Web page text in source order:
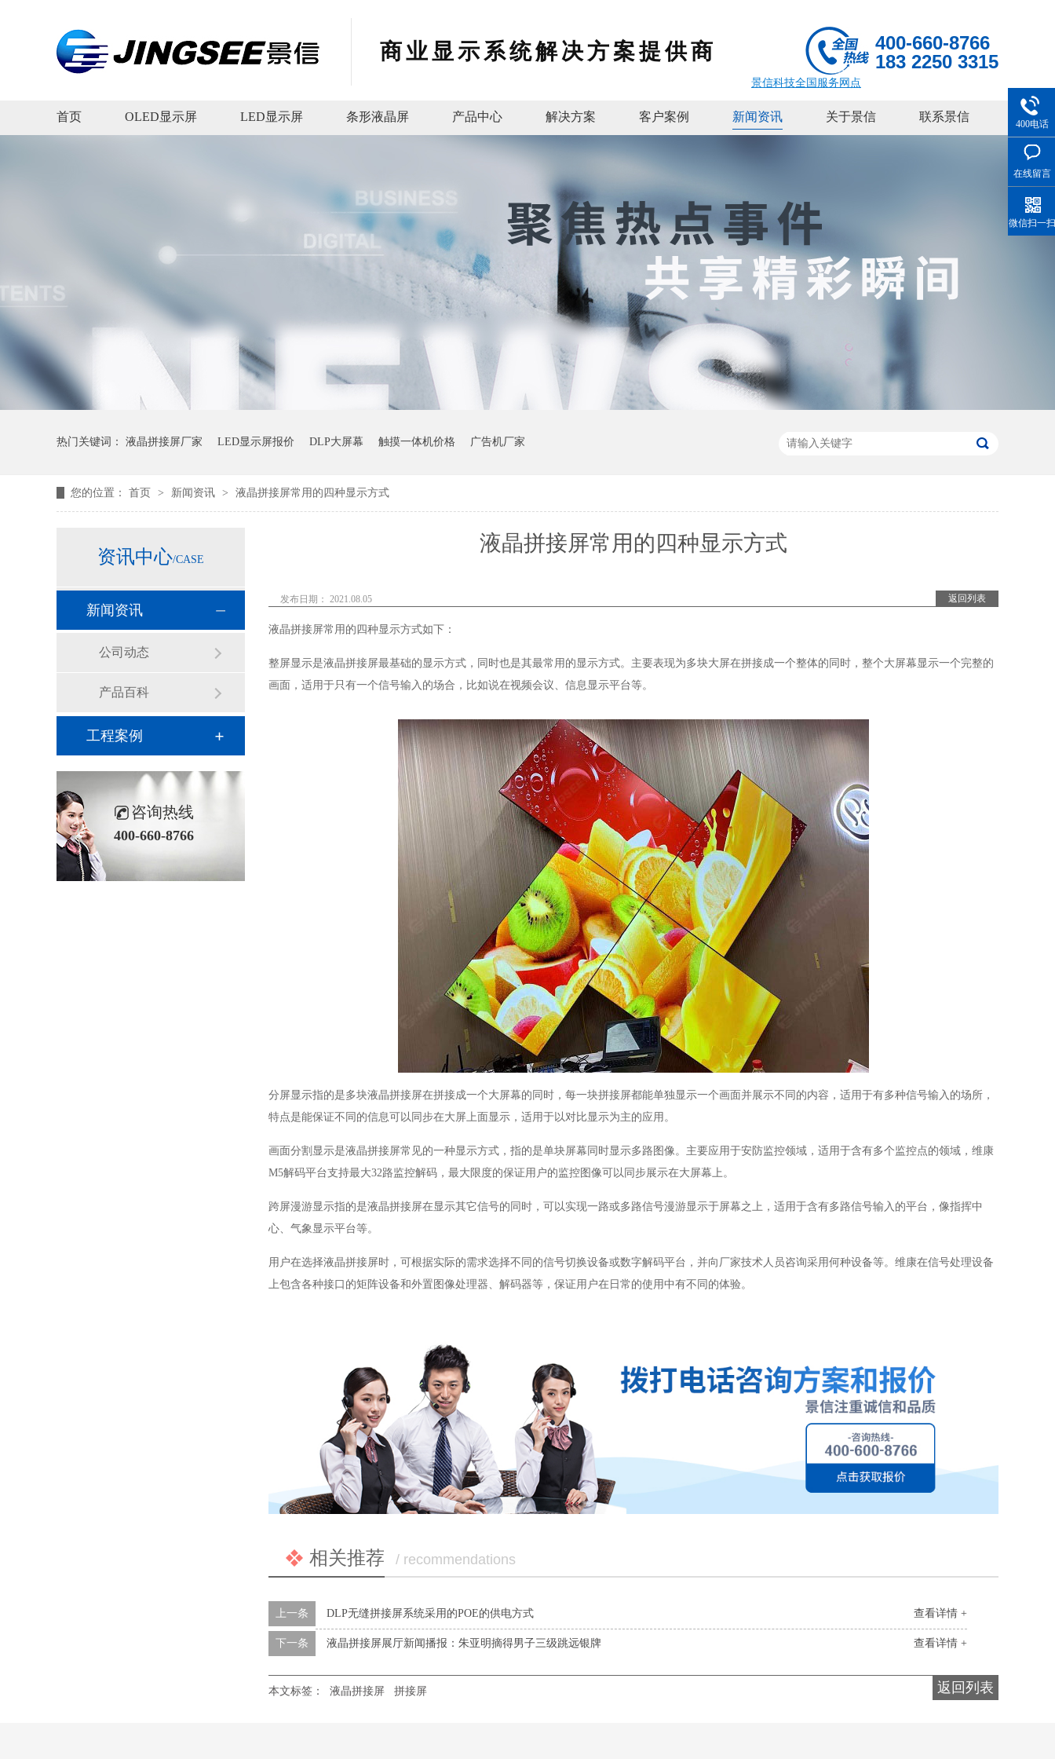
商业显示系统解决方案提供商
400-660-8766
183 2250 3315
景信科技全国服务网点
首页 OLED显示屏 LED显示屏 条形液晶屏 产品中心 解决方案 客户案例 新闻资讯 关于景信 联系景信
热门关键词： 液晶拼接屏厂家 LED显示屏报价 DLP大屏幕 触摸一体机价格 广告机厂家
您的位置： 首页 > 新闻资讯 > 液晶拼接屏常用的四种显示方式
液晶拼接屏常用的四种显示方式
返回列表
发布日期： 2021.08.05
液晶拼接屏常用的四种显示方式如下：
整屏显示是液晶拼接屏最基础的显示方式，同时也是其最常用的显示方式。主要表现为多块大屏在拼接成一个整体的同时，整个大屏幕显示一个完整的
画面，适用于只有一个信号输入的场合，比如说在视频会议、信息显示平台等。
分屏显示指的是多块液晶拼接屏在拼接成一个大屏幕的同时，每一块拼接屏都能单独显示一个画面并展示不同的内容，适用于有多种信号输入的场所，
特点是能保证不同的信息可以同步在大屏上面显示，适用于以对比显示为主的应用。
画面分割显示是液晶拼接屏常见的一种显示方式，指的是单块屏幕同时显示多路图像。主要应用于安防监控领域，适用于含有多个监控点的领域，维康
M5解码平台支持最大32路监控解码，最大限度的保证用户的监控图像可以同步展示在大屏幕上。
跨屏漫游显示指的是液晶拼接屏在显示其它信号的同时，可以实现一路或多路信号漫游显示于屏幕之上，适用于含有多路信号输入的平台，像指挥中
心、气象显示平台等。
用户在选择液晶拼接屏时，可根据实际的需求选择不同的信号切换设备或数字解码平台，并向厂家技术人员咨询采用何种设备等。维康在信号处理设备
上包含各种接口的矩阵设备和外置图像处理器、解码器等，保证用户在日常的使用中有不同的体验。
相关推荐 / recommendations
查看详情 +
上一条 DLP无缝拼接屏系统采用的POE的供电方式
查看详情 +
下一条 液晶拼接屏展厅新闻播报：朱亚明摘得男子三级跳远银牌
返回列表
本文标签： 液晶拼接屏 拼接屏
资讯中心/CASE
新闻资讯
公司动态
产品百科
工程案例
咨询热线
400-660-8766
400电话
在线留言
微信扫一扫